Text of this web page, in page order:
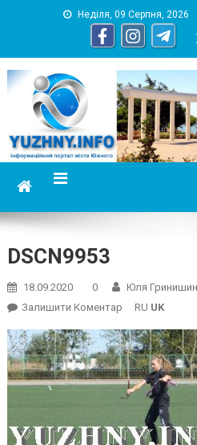
Неділя, 09 Серпня, 2026
информационный портал
DSCN9953
18.09.2020 0
Юля
Залишити КоментарOn RU UK